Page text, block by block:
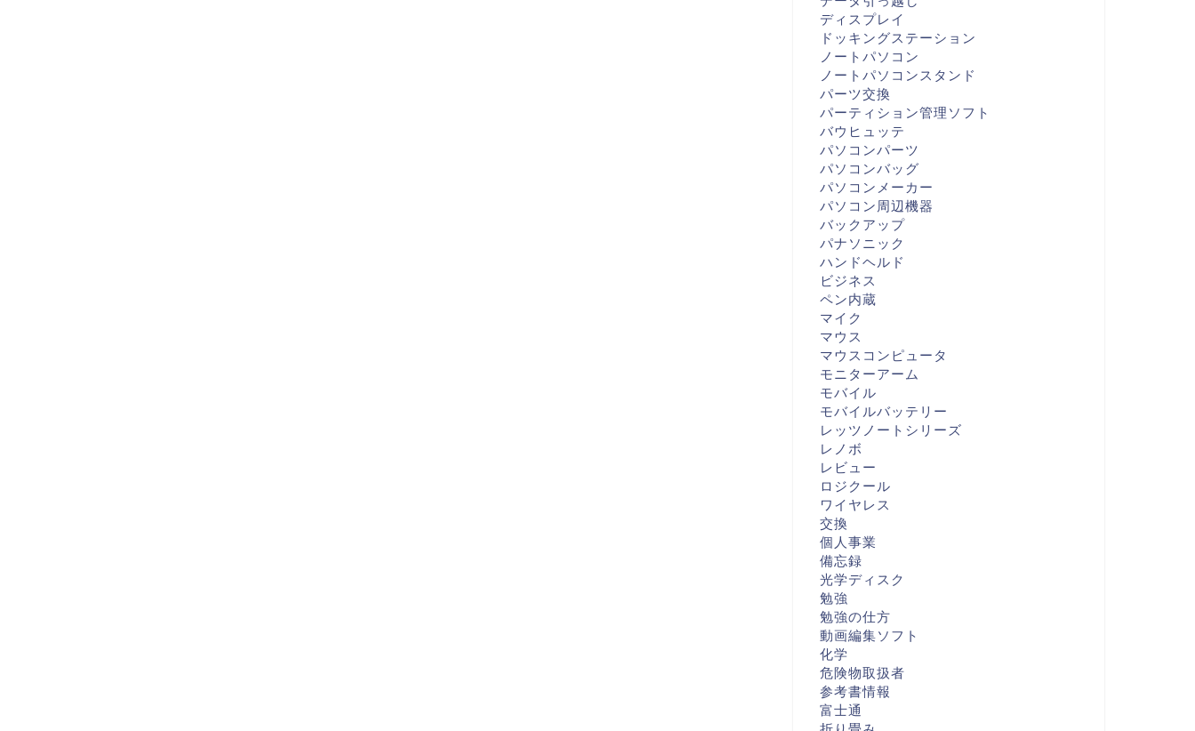
ディスプレイ
ドッキングステーション
ノートパソコン
ノートパソコンスタンド
パーツ交換
パーティション管理ソフト
バウヒュッテ
パソコンパーツ
パソコンバッグ
パソコンメーカー
パソコン周辺機器
バックアップ
パナソニック
ハンドヘルド
ビジネス
ペン内蔵
マイク
マウス
マウスコンピュータ
モニターアーム
モバイル
モバイルバッテリー
レッツノートシリーズ
レノボ
レビュー
ロジクール
ワイヤレス
交換
個人事業
備忘録
光学ディスク
勉強
勉強の仕方
動画編集ソフト
化学
危険物取扱者
参考書情報
富士通